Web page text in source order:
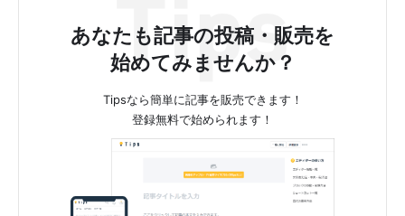
あなたも記事の投稿・販売を
始めてみませんか？
Tipsなら簡単に記事を販売できます！
登録無料で始められます！